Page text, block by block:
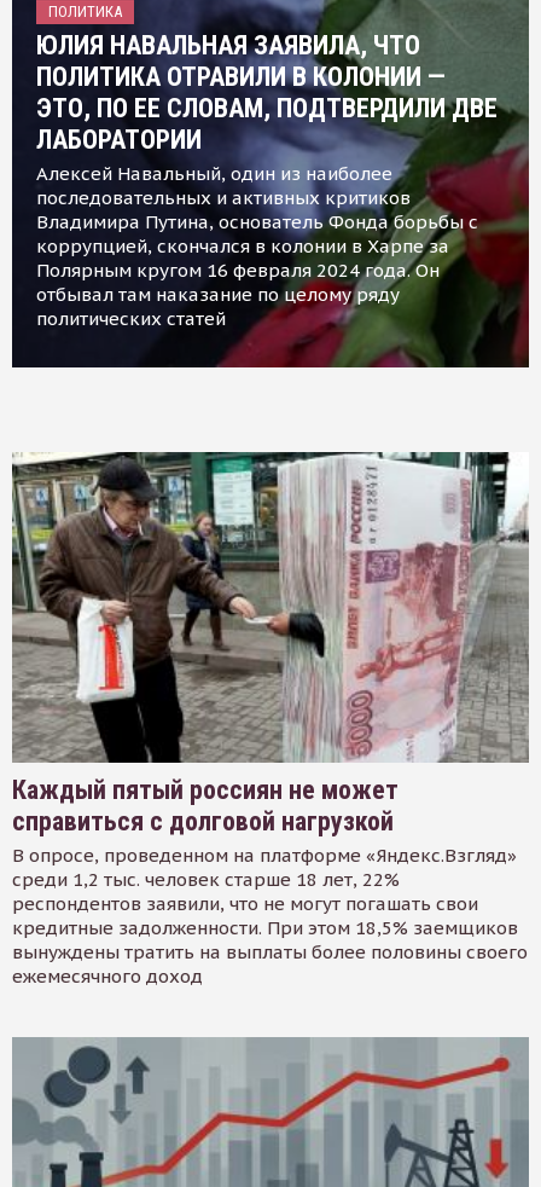
ПОЛИТИКА
ЮЛИЯ НАВАЛЬНАЯ ЗАЯВИЛА, ЧТО
ПОЛИТИКА ОТРАВИЛИ В КОЛОНИИ —
ЭТО, ПО ЕЕ СЛОВАМ, ПОДТВЕРДИЛИ ДВЕ
ЛАБОРАТОРИИ
Алексей Навальный, один из наиболее
последовательных и активных критиков
Владимира Путина, основатель Фонда борьбы с
коррупцией, скончался в колонии в Харпе за
Полярным кругом 16 февраля 2024 года. Он
отбывал там наказание по целому ряду
политических статей
Каждый пятый россиян не может
справиться с долговой нагрузкой
В опросе, проведенном на платформе «Яндекс.Взгляд»
среди 1,2 тыс. человек старше 18 лет, 22%
респондентов заявили, что не могут погашать свои
кредитные задолженности. При этом 18,5% заемщиков
вынуждены тратить на выплаты более половины своего
ежемесячного доход